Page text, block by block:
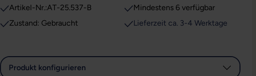
Artikel-Nr.:AT-25.537-B
Zustand: Gebraucht
Mindestens 6 verfügbar
Lieferzeit ca. 3-4 Werktage
Produkt konfigurieren